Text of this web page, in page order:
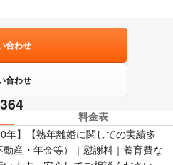
合わせ
合わせ
料金表
】【熟年離婚に関しての実績多
産・年金等）｜慰謝料｜養育費な